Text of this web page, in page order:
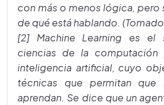
con más o menos lógica, pero
de qué está hablando.
[2] Machine Learning es el
ciencias de la
inteligencia artificial, cuyo
técnicas que permitan que
aprendan. Se dice que un